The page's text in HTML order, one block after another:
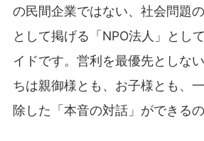
の民間企業ではない、社会問題
として掲げる「NPO法人」とし
イドです。営利を最優先としな
ちは親御様とも、お子様とも、
除した「本音の対話」ができるの